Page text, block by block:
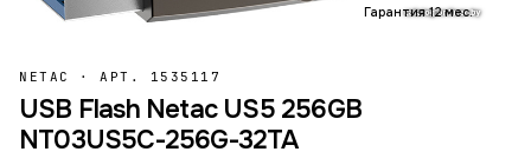
Гарантия 12 мес.
NETAC · АРТ. 1535117
USB Flash Netac US5 256GB
NT03US5C-256G-32TA